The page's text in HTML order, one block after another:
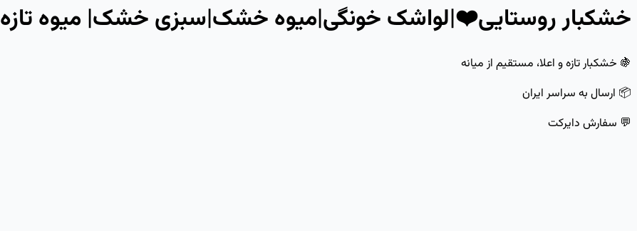
خشکبار روستایی❤️|لواشک خونگی|ميوه خشک|سبزی خشک| میوه تازه
🍇 خشکبار تازه و اعلا، مستقیم از میانه
📦 ارسال به سراسر ایران
💬 سفارش دایرکت